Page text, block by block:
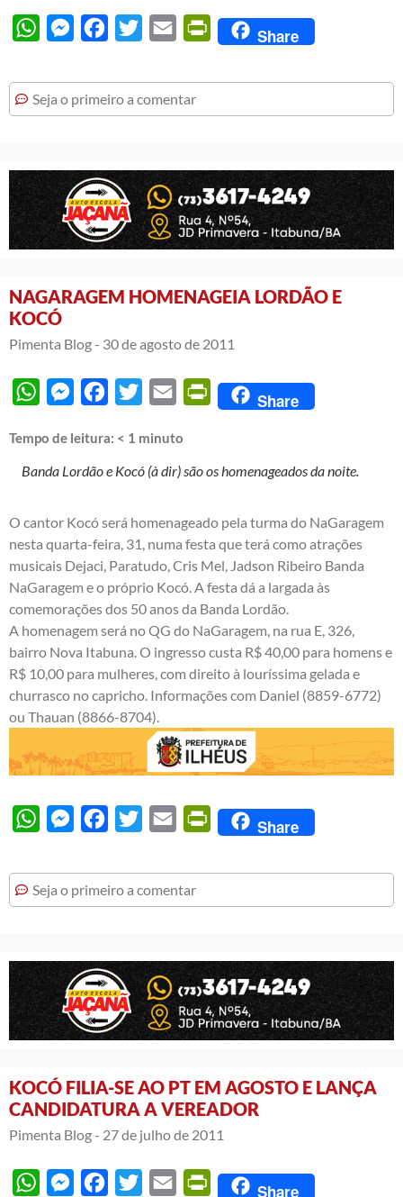
WhatsAppMessengerFacebook
Twitter Email PrintFriendly
Share
Seja o primeiro a comentar
NAGARAGEM HOMENAGEIA LORDÃO E
KOCÓ
Pimenta Blog - 30 de agosto de 2011
WhatsAppMessengerFacebook
Twitter Email PrintFriendly
Share
Tempo de leitura: < 1 minuto
Banda Lordão e Kocó (à dir) são os homenageados da noite.
O cantor Kocó será homenageado pela turma do NaGaragem
nesta quarta-feira, 31, numa festa que terá como atrações
musicais Dejaci, Paratudo, Cris Mel, Jadson Ribeiro Banda
NaGaragem e o próprio Kocó. A festa dá a largada às
comemorações dos 50 anos da Banda Lordão.
A homenagem será no QG do NaGaragem, na rua E, 326,
bairro Nova Itabuna. O ingresso custa R$ 40,00 para homens e
R$ 10,00 para mulheres, com direito à louríssima gelada e
churrasco no capricho. Informações com Daniel (8859-6772)
ou Thauan (8866-8704).
WhatsAppMessengerFacebook
Twitter Email PrintFriendly
Share
Seja o primeiro a comentar
KOCÓ FILIA-SE AO PT EM AGOSTO E LANÇA
CANDIDATURA A VEREADOR
Pimenta Blog - 27 de julho de 2011
WhatsAppMessengerFacebook
Twitter Email PrintFriendly
Share